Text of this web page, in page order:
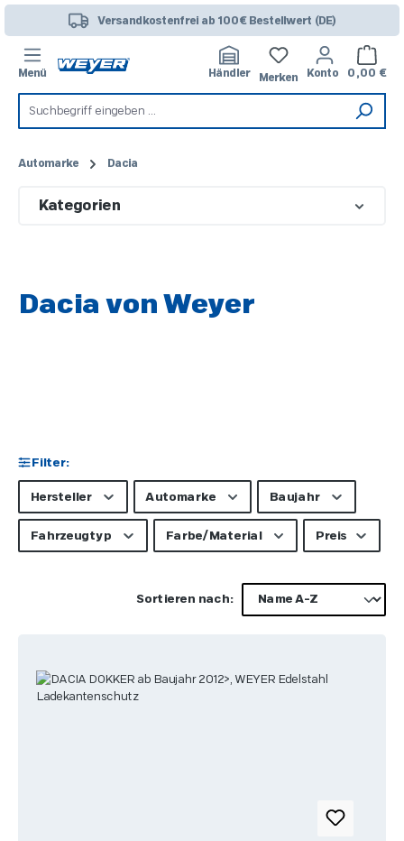
Zum Hauptinhalt springenVersandkostenfrei ab 100€ Bestellwert (DE)
Menü Händler Merken Konto 0,00 €
Automarke Dacia
Kategorien
Dacia von Weyer
Filter:
Hersteller Automarke Baujahr
Fahrzeugtyp Farbe/Material Preis
Sortieren nach: